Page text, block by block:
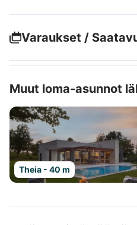
Varaukset /
Muut loma-asunnot
Theia - 40 m